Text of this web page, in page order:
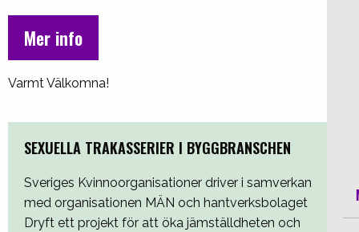
Mer info
Varmt Välkomna!
SEXUELLA TRAKASSERIER I BYGGBRANSCHEN
Sveriges Kvinnoorganisationer driver i samverkan
med organisationen MÄN och hantverksbolaget
Dryft ett projekt för att öka jämställdheten och